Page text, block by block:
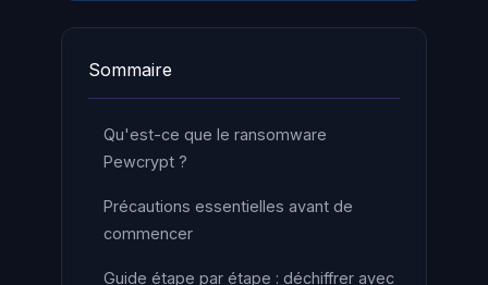
Sommaire
Qu'est-ce que le ransomware
Pewcrypt ?
Précautions essentielles avant de
commencer
Guide étape par étape : déchiffrer avec